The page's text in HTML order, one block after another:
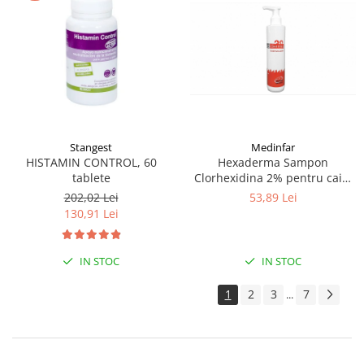
Stangest
HISTAMIN CONTROL, 60
tablete
202,02 Lei
130,91 Lei
IN STOC
Medinfar
Hexaderma Sampon
Clorhexidina 2% pentru caini
si pisici, 200 ml
53,89 Lei
IN STOC
1 2 3 ... 7